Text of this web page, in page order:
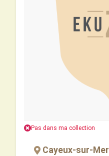
Pas dans ma collection
Cayeux-sur-Mer